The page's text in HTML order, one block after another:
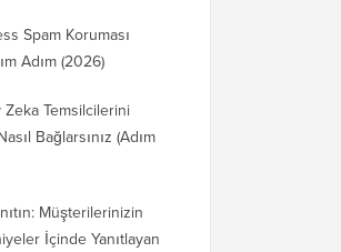
Spam Koruması
Adım (2026)
Zeka Temsilcilerini
Bağlarsınız (Adım
Müşterilerinizin
İçinde Yanıtlayan